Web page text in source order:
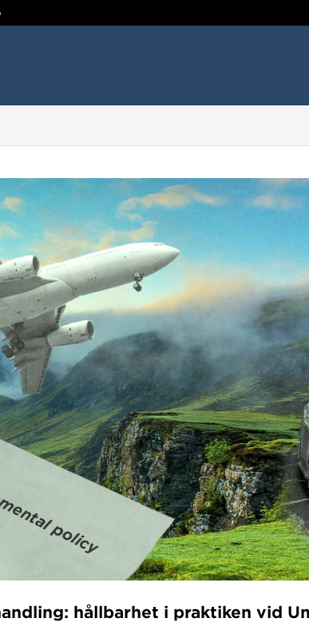
hållbarhet i praktiken vid